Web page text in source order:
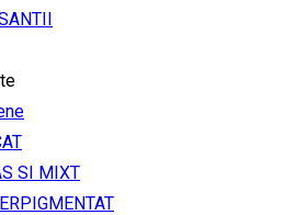
SI MIXT